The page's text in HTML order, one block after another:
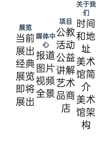
展览
当前
展出
经典
展览
即将
展出
媒体中
心
报道
图片
视频
全景
项目
公教
活动
公益
讲解
艺术
品商
店
关于我
们
时间
和地
址
美术
馆简
介
美术
馆架
构